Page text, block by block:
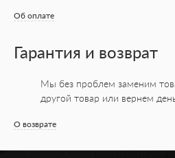
Об оплате
Гарантия и возврат
Мы без проблем заменим
другой товар или вернем
О возврате